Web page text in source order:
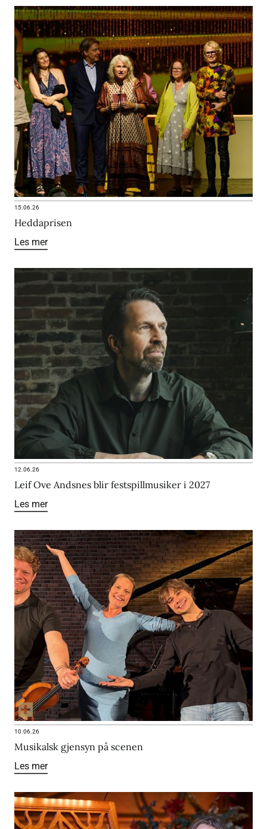
15.06.26
Heddaprisen
Les mer
12.06.26
Leif Ove Andsnes blir festspillmusiker i 2027
Les mer
10.06.26
Musikalsk gjensyn på scenen
Les mer